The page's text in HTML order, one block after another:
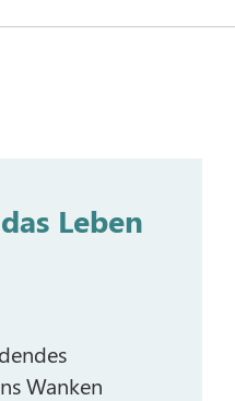
Leben
Wanken